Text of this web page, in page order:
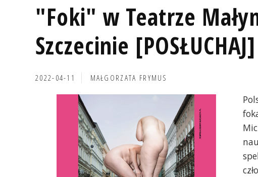
"Foki" w Teatrze
Szczecinie [POSŁUCHAJ]
2022-04-11 MAŁGORZATA FRYMUS